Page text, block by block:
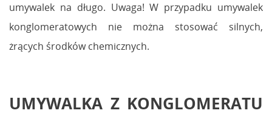
umywalek na długo. Uwaga! W przypadku umywalek
konglomeratowych nie można stosować silnych,
żrących środków chemicznych.
UMYWALKA Z KONGLOMERATU